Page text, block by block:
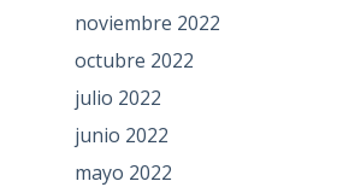
noviembre 2022
octubre 2022
julio 2022
junio 2022
mayo 2022